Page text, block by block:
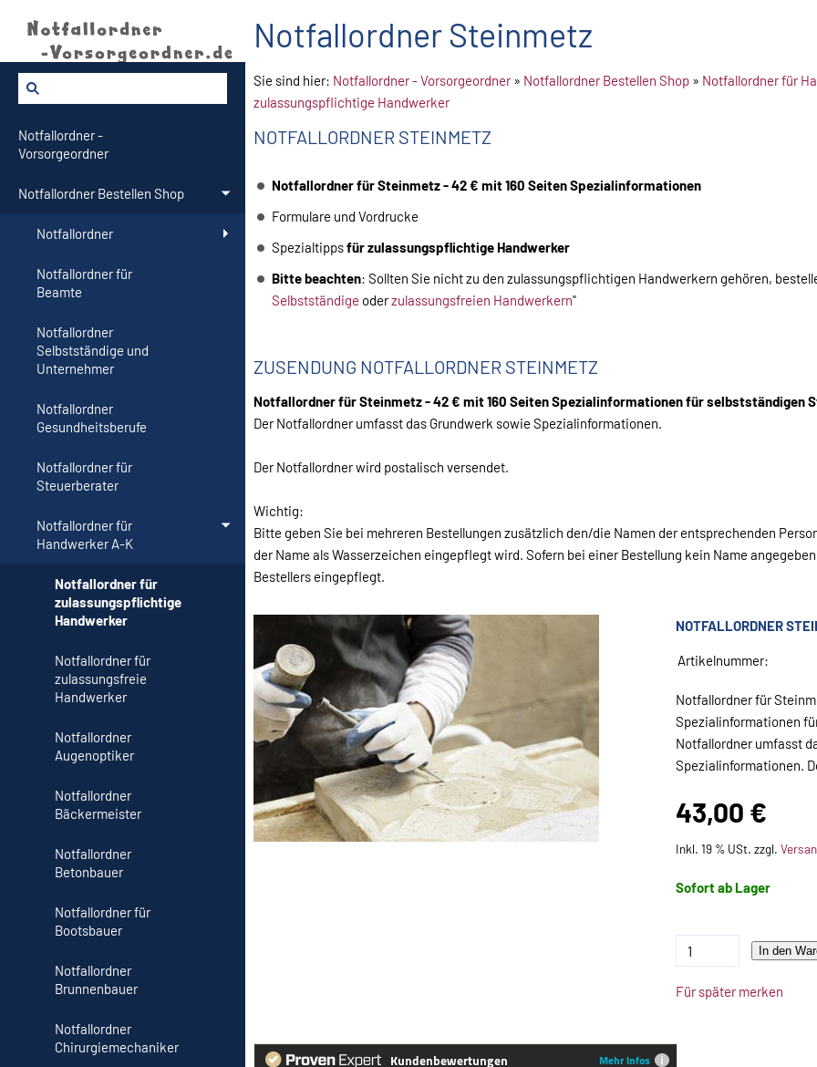
Notfallordner -
Vorsorgeordner
Notfallordner Bestellen Shop
Notfallordner
Notfallordner für
Beamte
Notfallordner
Selbstständige und
Unternehmer
Notfallordner
Gesundheitsberufe
Notfallordner für
Steuerberater
Notfallordner für
Handwerker A-K
Notfallordner für
zulassungspflichtige
Handwerker
Notfallordner für
zulassungsfreie
Handwerker
Notfallordner
Augenoptiker
Notfallordner
Bäckermeister
Notfallordner
Betonbauer
Notfallordner für
Bootsbauer
Notfallordner
Brunnenbauer
Notfallordner
Chirurgiemechaniker
Notfallordner Steinmetz
Sie sind hier: Notfallordner - Vorsorgeordner» Notfallordner Bestellen Shop» Notfallordner für
zulassungspflichtige Handwerker
NOTFALLORDNER STEINMETZ
Notfallordner für Steinmetz - 42 € mit 160 Seiten Spezialinformationen
Formulare und Vordrucke
Spezialtippsfür zulassungspflichtige Handwerker
Bitte beachten: Sollten Sie nicht zu den zulassungspflichtigen Handwerkern gehören,
Selbstständige oderzulassungsfreien Handwerkern"
ZUSENDUNG NOTFALLORDNER STEINMETZ
Notfallordner für Steinmetz - 42 € mit 160 Seiten Spezialinformationenfür selbstständigen
Der Notfallordner umfasst das Grundwerk sowie Spezialinformationen.
Der Notfallordner wird postalisch versendet.
Wichtig:
Bitte geben Sie bei mehreren Bestellungen zusätzlich den/die Namen der entsprechenden
der Name als Wasserzeichen eingepflegt wird. Sofern bei einer Bestellung kein Name
Bestellers eingepflegt.
NOTFALLORDNER
Artikelnummer:
Notfallordner für
Spezialinformationen
Notfallordner umfasst
Spezialinformationen.
43,00 €
Inkl. 19 % USt. zzgl.
Sofort ab Lager
In den
Für später merken